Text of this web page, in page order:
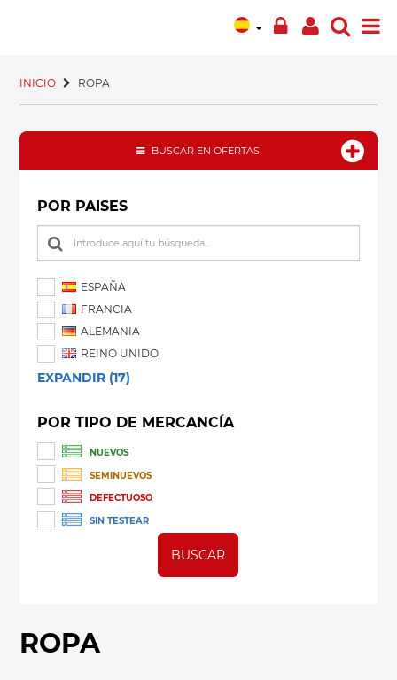
INICIO ROPA
BUSCAR EN OFERTAS
POR PAISES
ESPAÑA
FRANCIA
ALEMANIA
REINO UNIDO
EXPANDIR (17)
POR TIPO DE MERCANCÍA
NUEVOS
SEMINUEVOS
DEFECTUOSO
SIN TESTEAR
BUSCAR
ROPA